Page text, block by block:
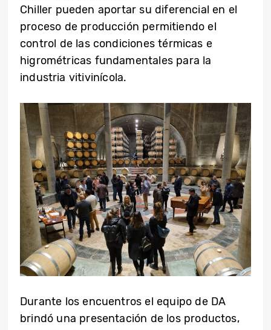
Chiller pueden aportar su diferencial en el
proceso de producción permitiendo el
control de las condiciones térmicas e
higrométricas fundamentales para la
industria vitivinícola.
Durante los encuentros el equipo de DA
brindó una presentación de los productos,